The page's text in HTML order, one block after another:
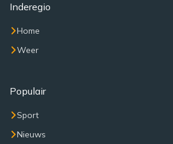
Inderegio
Home
Weer
Populair
Sport
Nieuws